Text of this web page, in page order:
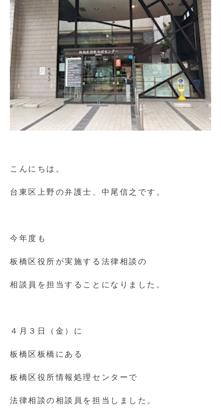
こんにちは。
台東区上野の弁護士、中尾信之です。
今年度も
板橋区役所が実施する法律相談の
相談員を担当することになりました。
４月３日（金）に
板橋区板橋にある
板橋区役所情報処理センターで
法律相談の相談員を担当しました。